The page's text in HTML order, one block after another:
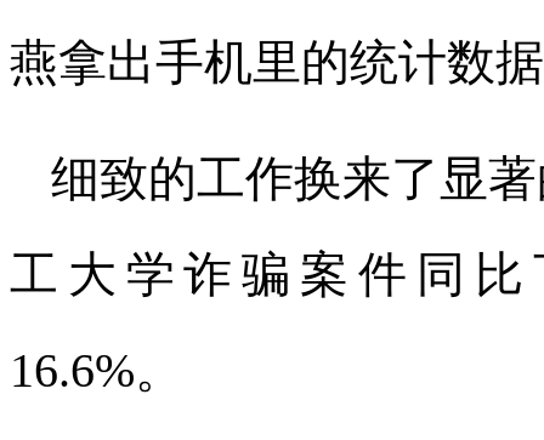
燕拿出手机里的统计数
细致的工作换来了显
工大学诈骗案件同比
16.6%。